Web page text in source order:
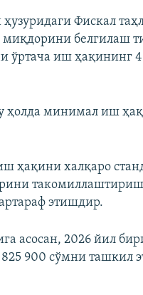
Фискал
миқдорини белгилаш
ўртача иш ҳақининг
ҳолда минимал иш
ҳақини халқаро
этишдир.
асосан, 2026 йил
900 сўмни ташкил